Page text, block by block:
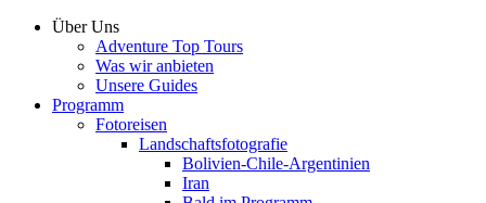
Über Uns
Adventure Top Tours
Was wir anbieten
Unsere Guides
Programm
Fotoreisen
Landschaftsfotografie
Bolivien-Chile-Argentinien
Iran